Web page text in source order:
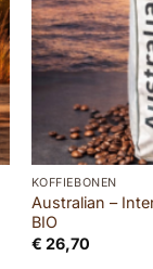
KOFFIEBONEN
Australian –
BIO
€ 26,70